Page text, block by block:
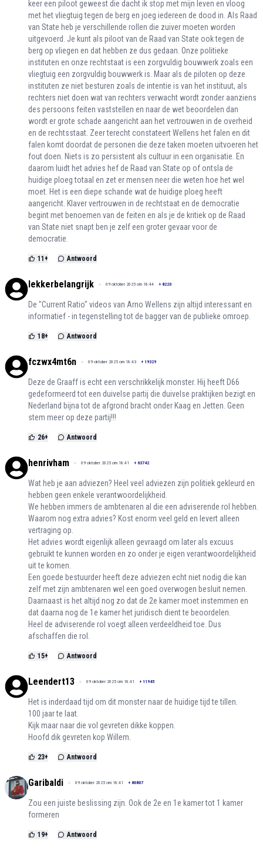
keer een piloot geweest die dacht ik stop met mijn leven en vloog
met het vliegtuig tegen de berg en joeg iedereen de dood in. Als Raad
van State heb je verschillende rollen die zuiver moeten worden
uitgevoerd. Je kunt als piloot van de Raad van State ook tegen de
berg op vliegen en dat hebben ze dus gedaan. Onze politieke
instituten en onze rechtstaat is een zorgvuldig bouwwerk zoals een
vliegtuig een zorgvuldig bouwwerk is. Maar als de piloten op deze
instituten ze niet besturen zoals de intentie is van het instituut, als
rechters niet doen wat van rechters verwacht wordt zonder aanziens
des persoons feiten vaststellen en naar de wet beoordelen dan
wordt er grote schade aangericht aan het vertrouwen in de overheid
en de rechtsstaat. Zeer terecht constateert Wellens het falen en dit
falen komt doordat de personen die deze taken moeten uitvoeren het
fout doen. Niets is zo persistent als cultuur in een organisatie. En
daarom luidt het advies hef de Raad van State op of ontsla de
huidige ploeg totaal en zet er mensen neer die weten hoe het wel
moet. Het is een diepe schande wat de huidige ploeg heeft
aangericht. Klaver vertrouwen in de rechtstaat en de democratie
begint met benoemen van de feiten en als je de kritiek op de Raad
van State niet snapt ben je zelf een groter gevaar voor de
democratie.
11 + Antwoord
lekkerbelangrijk 09 oktober 2025 om 18:44 + 8220
De "Current Ratio" videos van Arno Wellens zijn altijd interessant en
informatief - in tegenstelling tot de bagger van de publieke omroep.
18+ Antwoord
fczwx4mt6n 09 oktober 2025 om 18:43 + 19329
Deze de Graaff is echt een verschrikkelijk monster. Hij heeft D66
gedeformeerd tot een duivelse partij die duivelse praktijken bezigt en
Nederland bijna tot de afgrond bracht onder Kaag en Jetten. Geen
stem meer op deze partij!!!
26+ Antwoord
henrivham 09 oktober 2025 om 18:41 + 63742
Wat heb je aan adviezen? Heel veel adviezen zijn politiek gekleurd en
hebben geen enkele verantwoordelijkheid.
We hebben immers de ambtenaren al die een adviserende rol hebben.
Waarom nog extra advies? Kost enorm veel geld en levert alleen
vertraging op.
Het advies wordt eigenlijk alleen gevraagd om later als excuus
gebruikt te kunnen worden en zo onder je eigen verantwoordelijkheid
uit te komen.
Een goede bestuurder heeft deze adviezen echt niet nodig die kan
zelf met zijn ambtenaren wel een goed overwogen besluit nemen.
Daarnaast is het altijd nog zo dat de 2e kamer moet instemmen en
dat daarna nog de 1e kamer het juridisch dient te beoordelen.
Heel de adviserende rol voegt alleen verdeeldheid toe. Dus
afschaffen die rol.
15+ Antwoord
Leendert13 09 oktober 2025 om 18:41 + 11945
Het is inderdaad tijd om dit monster naar de huidige tijd te tillen.
100 jaar te laat.
Kijk maar naar die vol gevreten dikke koppen.
Hoofd dik gevreten kop Willem.
23+ Antwoord
Garibaldi 09 oktober 2025 om 18:41 + 80807
Zou een juiste beslissing zijn. Ook de 2e en 1e kamer tot 1 kamer
formeren
19+ Antwoord